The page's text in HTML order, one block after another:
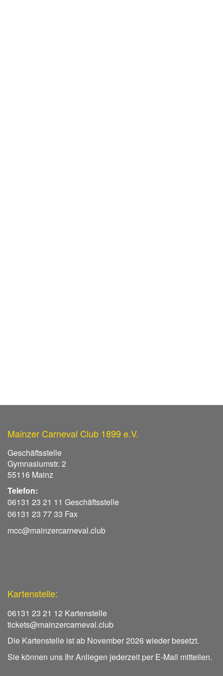
Mainzer Carneval Club 1899 e.V.
Geschäftsstelle
Gymnasiumstr. 2
55116 Mainz
Telefon:
06131 23 21 11 Geschäftsstelle
06131 23 77 33 Fax
mcc@mainzercarneval.club
Kartenstelle:
06131 23 21 12 Kartenstelle
tickets@mainzercarneval.club
Die Kartenstelle ist ab November 2026 wieder besetzt.
Sie können uns Ihr Anliegen jederzeit per E-Mail mitteilen.